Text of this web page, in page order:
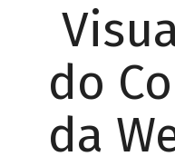
do
da